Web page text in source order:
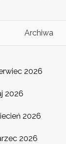
Archiwa
2026
2026
2026
2026